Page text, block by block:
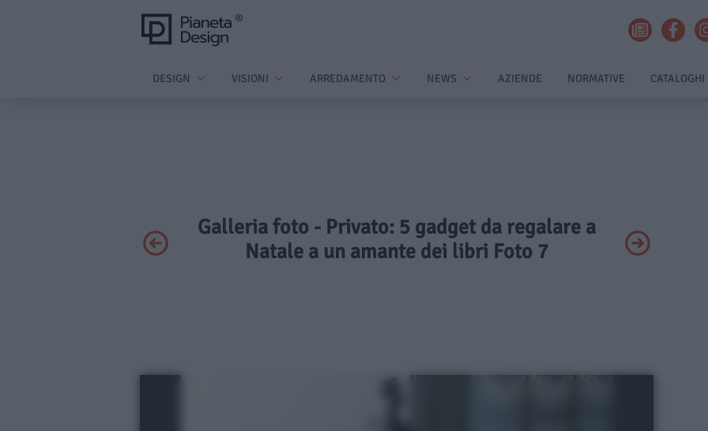
DESIGN VISIONI ARREDAMENTO NEWS AZIENDE NORMATIVE CATALOGHI
Galleria foto - Privato: 5 gadget da regalare a
Natale a un amante dei libri Foto 7